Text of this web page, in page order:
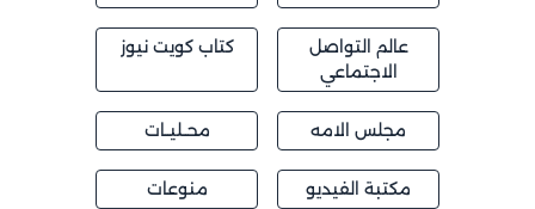
عالم التواصل
الاجتماعي
كتاب كويت نيوز
مجلس الامه محــليــات
مكتبة الفيديو